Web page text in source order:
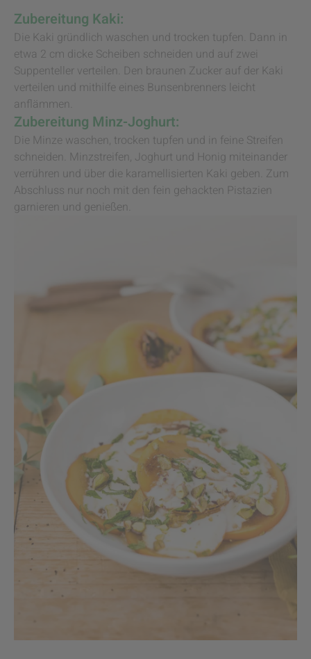
Zubereitung Kaki:
Die Kaki gründlich waschen und trocken tupfen. Dann in
etwa 2 cm dicke Scheiben schneiden und auf zwei
Suppenteller verteilen. Den braunen Zucker auf der Kaki
verteilen und mithilfe eines Bunsenbrenners leicht
anflämmen.
Zubereitung Minz-Joghurt:
Die Minze waschen, trocken tupfen und in feine Streifen
schneiden. Minzstreifen, Joghurt und Honig miteinander
verrühren und über die karamellisierten Kaki geben. Zum
Abschluss nur noch mit den fein gehackten Pistazien
garnieren und genießen.